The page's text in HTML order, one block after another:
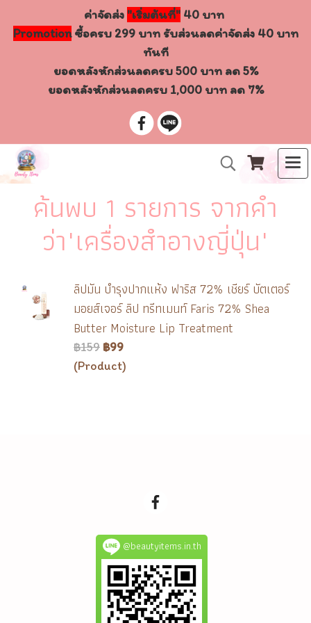
ค่าจัดส่ง "เริ่มต้นที่" 40 บาท
Promotionซื้อครบ 299 บาท รับส่วนลดค่าจัดส่ง 40 บาท
ทันที
ยอดหลังหักส่วนลดครบ 500 บาท ลด 5%
ยอดหลังหักส่วนลดครบ 1,000 บาท ลด 7%
ค้นพบ 1 รายการ จากคำ
ว่า"เครื่องสำอางญี่ปุ่น"
ลิปมัน บำรุงปากแห้ง ฟาริส 72% เชียร์ บัตเตอร์
มอยส์เจอร์ ลิป ทรีทเมนท์ Faris 72% Shea
Butter Moisture Lip Treatment
฿159 ฿99
(Product)
@beautyitems.in.th